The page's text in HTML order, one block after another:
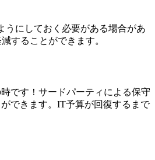
うにしておく必要がある場合があ
することができます。
です！サードパーティによる保守
できます。IT予算が回復するまで